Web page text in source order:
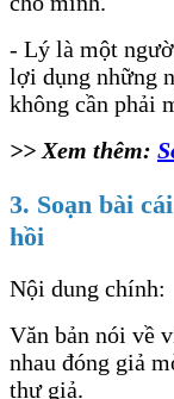
- Lý là một
lợi dụng những
không cần phải
>> Xem thêm:
3. Soạn bài
hồi
Nội dung chính:
Văn bản nói về
nhau đóng giả
thư giả.